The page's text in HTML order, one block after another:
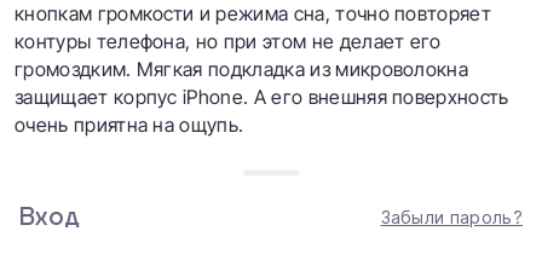
кнопкам громкости и режима сна, точно повторяет
контуры телефона, но при этом не делает его
громоздким. Мягкая подкладка из микроволокна
защищает корпус iPhone. А его внешняя поверхность
очень приятна на ощупь.
Вход Забыли пароль?